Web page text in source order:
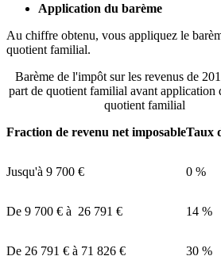
Application du barème
Au chiffre obtenu, vous appliquez le
quotient familial.
Barème de l'impôt sur les revenus de
part de quotient familial avant application
quotient familial
Fraction de revenu net imposableTaux
Jusqu'à 9 700 € 0 %
De 9 700 € à 26 791 € 14 %
De 26 791 € à 71 826 € 30 %